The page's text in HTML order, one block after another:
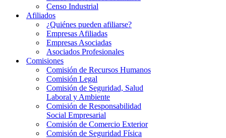
Censo Industrial
Afiliados
¿Quiénes pueden afiliarse?
Empresas Afiliadas
Empresas Asociadas
Asociados Profesionales
Comisiones
Comisión de Recursos Humanos
Comisión Legal
Comisión de Seguridad, Salud
Laboral y Ambiente
Comisión de Responsabilidad
Social Empresarial
Comisión de Comercio Exterior
Comisión de Seguridad Física